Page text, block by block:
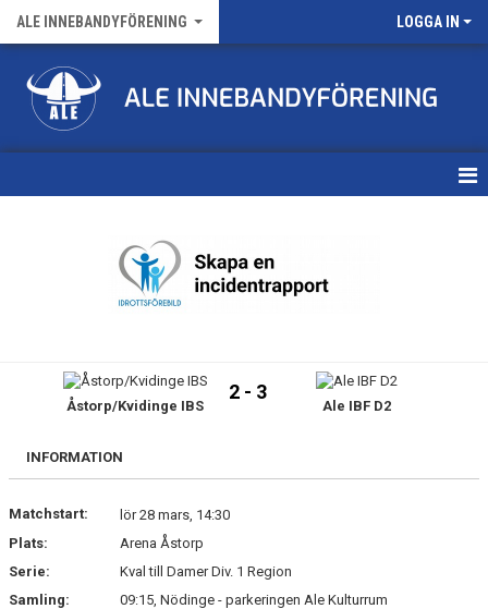
ALE INNEBANDYFÖRENING LOGGA IN
FÖRENINGENS MATCHER
NYHETSARKIV
MEDLEMSKAP
Åstorp/Kvidinge IBS
2 - 3
Ale IBF D2
INFORMATION
Matchstart:
lör 28 mars, 14:30
Plats:
Arena Åstorp
Serie:
Kval till Damer Div. 1 Region
Samling:
09:15, Nödinge - parkeringen Ale Kulturrum